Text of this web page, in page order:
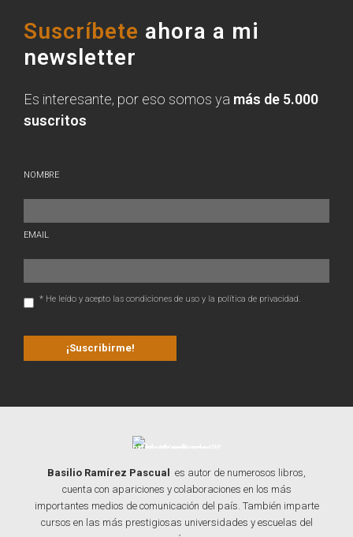
Suscríbete ahora a mi
newsletter
Es interesante, por eso somos ya más de 5.000
suscritos
NOMBRE
EMAIL
* He leído y acepto las condiciones de uso y la política de privacidad.
Basilio Ramírez Pascual
es autor de numerosos libros,
cuenta con apariciones y colaboraciones en los más
importantes medios de comunicación del país. También imparte
cursos en las más prestigiosas universidades y escuelas del